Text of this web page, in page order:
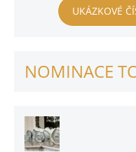
UKÁZKOVÉ
NOMINACE